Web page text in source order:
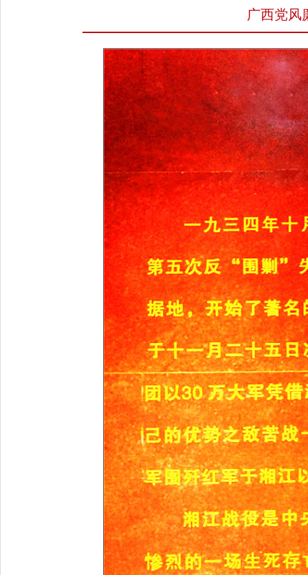
广西党风